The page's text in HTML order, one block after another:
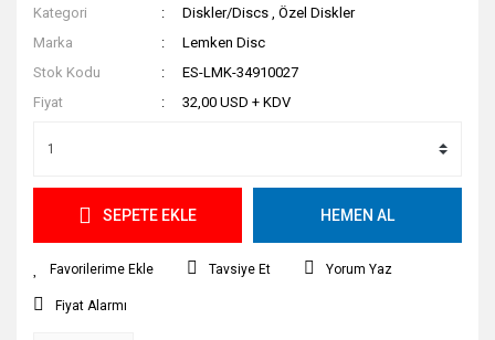
Kategori Diskler/Discs ,Özel Diskler
Marka
Lemken Disc
Stok Kodu
ES-LMK-34910027
Fiyat
32,00 USD + KDV
SEPETE EKLE HEMEN AL
Tavsiye Et Yorum Yaz
Fiyat Alarmı